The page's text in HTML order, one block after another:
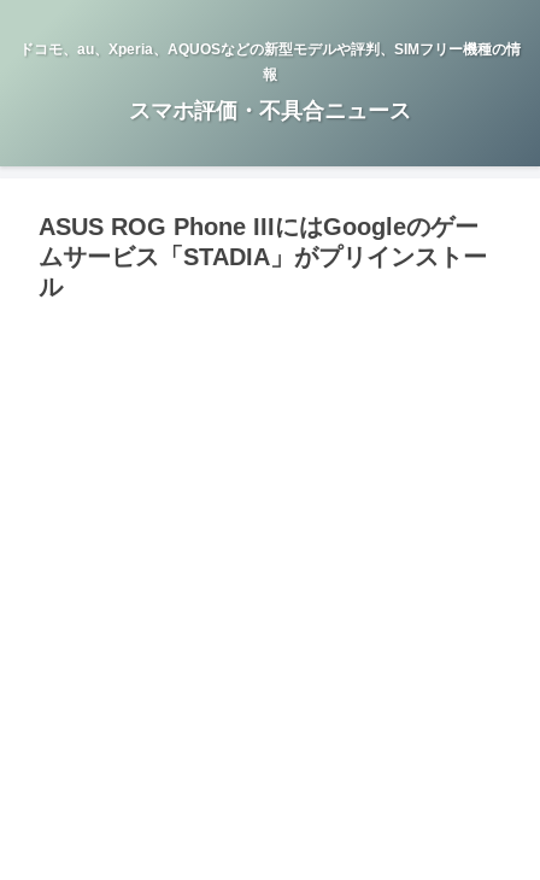
ドコモ、au、Xperia、AQUOSなどの新型モデルや評判、SIMフリー機種の情
報
スマホ評価・不具合ニュース
ASUS ROG Phone IIIにはGoogleのゲー
ムサービス「STADIA」がプリインストー
ル